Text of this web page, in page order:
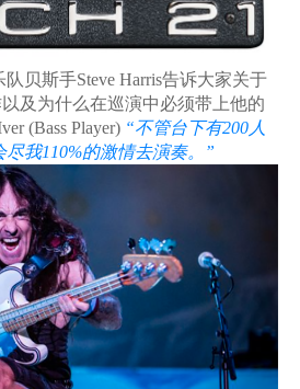
贝斯手Steve Harris告诉大家关于
及为什么在巡演中必须带上他的
(Bass Player) “不管台下有200人
我110%的激情去演奏。”